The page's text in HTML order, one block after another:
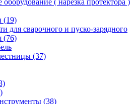
( нарезка протектора )
(19)
для сварочного и пуско-зарядного
(76)
(37)
(38)